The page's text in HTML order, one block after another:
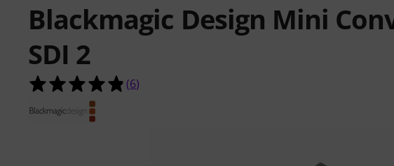
Blackmagic Design Mini
SDI 2
4.8 von 5 Sternen aus 6 Kundenbewertungen
(6)